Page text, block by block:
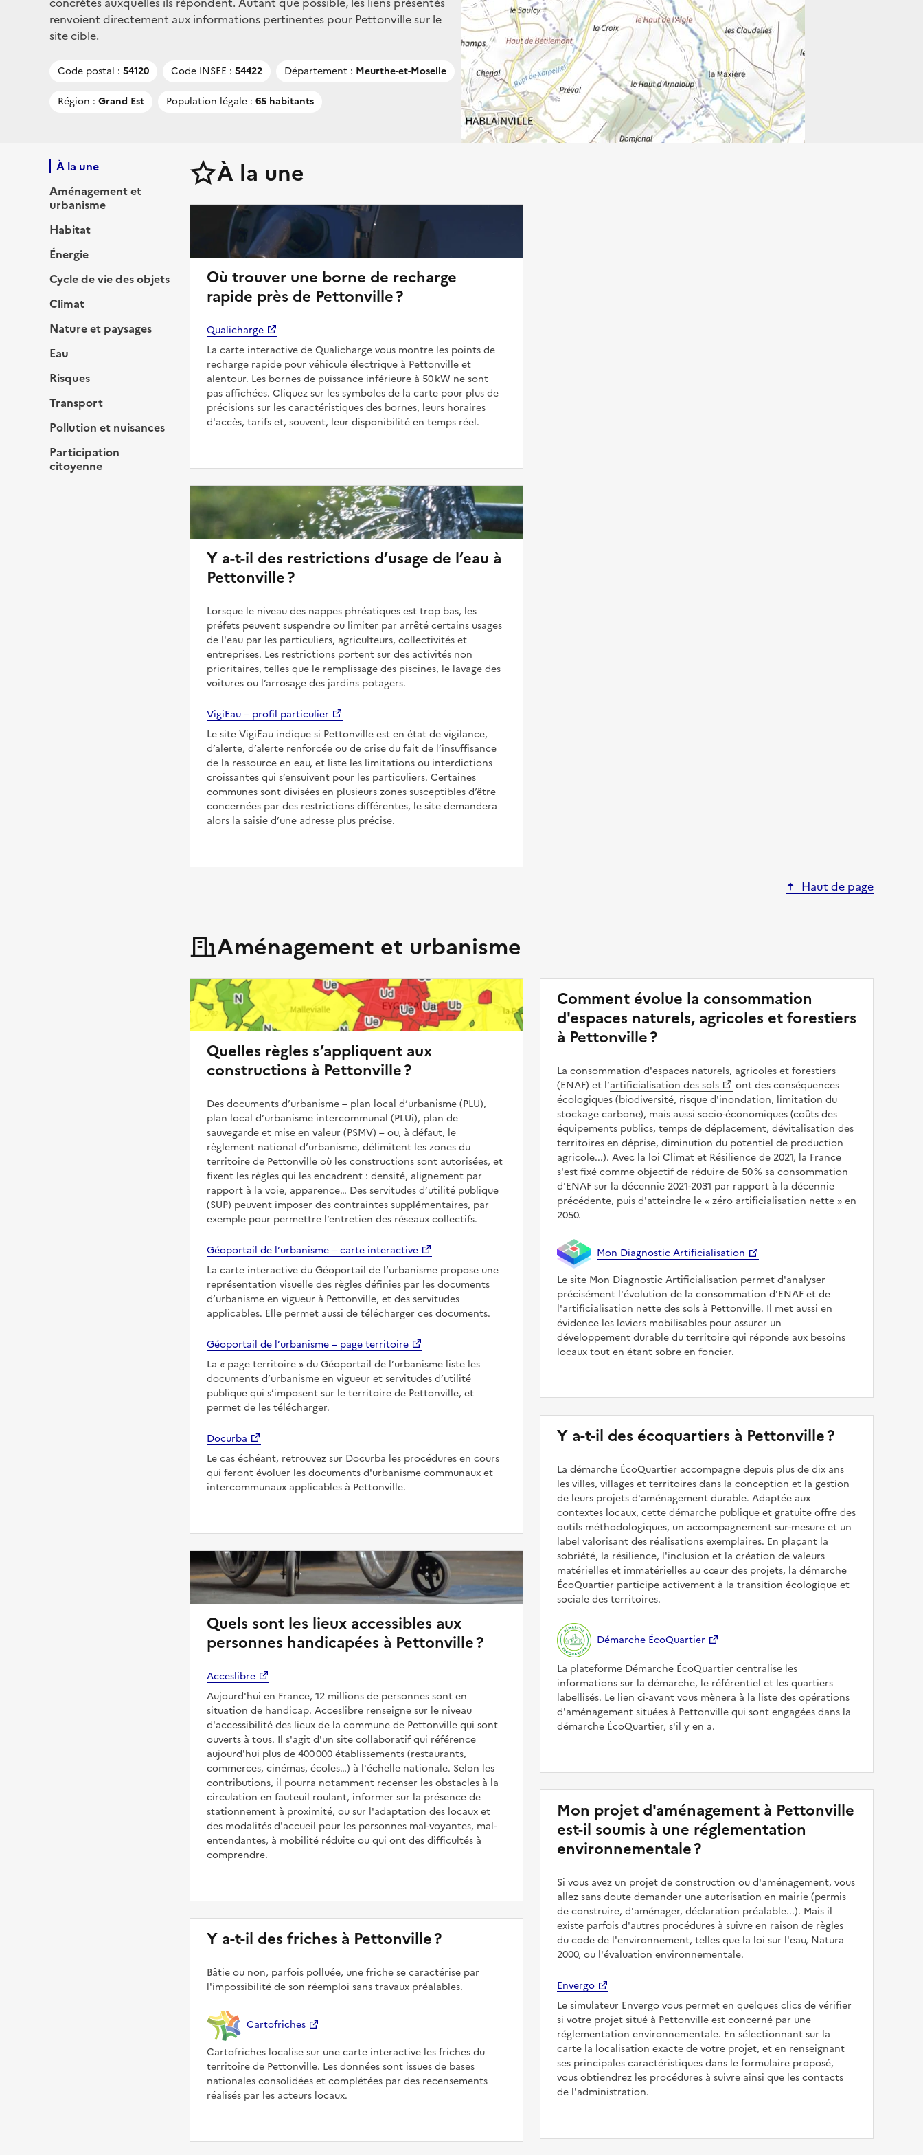
renvoient directement aux informations pertinentes pour Pettonville sur le
site cible.
Code postal : 54120 Code INSEE : 54422 Département : Meurthe-et-Moselle
Région : Grand Est Population légale : 65 habitants
À la une
Aménagement et
urbanisme
Habitat
Énergie
Cycle de vie des objets
Climat
Nature et paysages
Eau
Risques
Transport
Pollution et nuisances
Participation
citoyenne
À la une
Où trouver une borne de recharge
rapide près de Pettonville ?
Qualicharge
La carte interactive de Qualicharge vous montre les points de
recharge rapide pour véhicule électrique à Pettonville et
alentour. Les bornes de puissance inférieure à 50 kW ne sont
pas affichées. Cliquez sur les symboles de la carte pour plus de
précisions sur les caractéristiques des bornes, leurs horaires
d'accès, tarifs et, souvent, leur disponibilité en temps réel.
Y a-t-il des restrictions d’usage de l’eau à
Pettonville ?
Lorsque le niveau des nappes phréatiques est trop bas, les
préfets peuvent suspendre ou limiter par arrêté certains usages
de l'eau par les particuliers, agriculteurs, collectivités et
entreprises. Les restrictions portent sur des activités non
prioritaires, telles que le remplissage des piscines, le lavage des
voitures ou l’arrosage des jardins potagers.
VigiEau – profil particulier
Le site VigiEau indique si Pettonville est en état de vigilance,
d’alerte, d’alerte renforcée ou de crise du fait de l’insuffisance
de la ressource en eau, et liste les limitations ou interdictions
croissantes qui s’ensuivent pour les particuliers. Certaines
communes sont divisées en plusieurs zones susceptibles d’être
concernées par des restrictions différentes, le site demandera
alors la saisie d’une adresse plus précise.
Haut de page
Aménagement et urbanisme
Quelles règles s’appliquent aux
constructions à Pettonville ?
Des documents d’urbanisme – plan local d’urbanisme (PLU),
plan local d’urbanisme intercommunal (PLUi), plan de
sauvegarde et mise en valeur (PSMV) – ou, à défaut, le
règlement national d’urbanisme, délimitent les zones du
territoire de Pettonville où les constructions sont autorisées, et
fixent les règles qui les encadrent : densité, alignement par
rapport à la voie, apparence… Des servitudes d’utilité publique
(SUP) peuvent imposer des contraintes supplémentaires, par
exemple pour permettre l’entretien des réseaux collectifs.
Géoportail de l’urbanisme – carte interactive
La carte interactive du Géoportail de l’urbanisme propose une
représentation visuelle des règles définies par les documents
d’urbanisme en vigueur à Pettonville, et des servitudes
applicables. Elle permet aussi de télécharger ces documents.
Géoportail de l’urbanisme – page territoire
La
page territoire
du Géoportail de l’urbanisme liste les
documents d’urbanisme en vigueur et servitudes d’utilité
publique qui s’imposent sur le territoire de Pettonville, et
permet de les télécharger.
Docurba
Le cas échéant, retrouvez sur Docurba les procédures en cours
qui feront évoluer les documents d'urbanisme communaux et
intercommunaux applicables à Pettonville.
Quels sont les lieux accessibles aux
personnes handicapées à Pettonville ?
Acceslibre
Aujourd'hui en France, 12 millions de personnes sont en
situation de handicap. Acceslibre renseigne sur le niveau
d'accessibilité des lieux de la commune de Pettonville qui sont
ouverts à tous. Il s'agit d'un site collaboratif qui référence
aujourd'hui plus de 400 000 établissements (restaurants,
commerces, cinémas, écoles…) à l'échelle nationale. Selon les
contributions, il pourra notamment recenser les obstacles à la
circulation en fauteuil roulant, informer sur la présence de
stationnement à proximité, ou sur l'adaptation des locaux et
des modalités d'accueil pour les personnes mal-voyantes, mal-
entendantes, à mobilité réduite ou qui ont des difficultés à
comprendre.
Y a-t-il des friches à Pettonville ?
Bâtie ou non, parfois polluée, une friche se caractérise par
l'impossibilité de son réemploi sans travaux préalables.
Cartofriches
Cartofriches localise sur une carte interactive les friches du
territoire de Pettonville. Les données sont issues de bases
nationales consolidées et complétées par des recensements
réalisés par les acteurs locaux.
Comment évolue la consommation
d'espaces naturels, agricoles et forestiers
à Pettonville ?
La consommation d'espaces naturels, agricoles et forestiers
(ENAF) et l’artificialisation des sols
ont des conséquences
écologiques (biodiversité, risque d'inondation, limitation du
stockage carbone), mais aussi socio-économiques (coûts des
équipements publics, temps de déplacement, dévitalisation des
territoires en déprise, diminution du potentiel de production
agricole...). Avec la loi Climat et Résilience de 2021, la France
s'est fixé comme objectif de réduire de 50 % sa consommation
d'ENAF sur la décennie 2021-2031 par rapport à la décennie
précédente, puis d'atteindre le zéro artificialisation nette en
2050.
Mon Diagnostic Artificialisation
Le site Mon Diagnostic Artificialisation permet d'analyser
précisément l'évolution de la consommation d'ENAF et de
l'artificialisation nette des sols à Pettonville. Il met aussi en
évidence les leviers mobilisables pour assurer un
développement durable du territoire qui réponde aux besoins
locaux tout en étant sobre en foncier.
Y a-t-il des écoquartiers à Pettonville ?
La démarche ÉcoQuartier accompagne depuis plus de dix ans
les villes, villages et territoires dans la conception et la gestion
de leurs projets d'aménagement durable. Adaptée aux
contextes locaux, cette démarche publique et gratuite offre des
outils méthodologiques, un accompagnement sur-mesure et un
label valorisant des réalisations exemplaires. En plaçant la
sobriété, la résilience, l'inclusion et la création de valeurs
matérielles et immatérielles au cœur des projets, la démarche
ÉcoQuartier participe activement à la transition écologique et
sociale des territoires.
Démarche ÉcoQuartier
La plateforme Démarche ÉcoQuartier centralise les
informations sur la démarche, le référentiel et les quartiers
labellisés. Le lien ci-avant vous mènera à la liste des opérations
d'aménagement situées à Pettonville qui sont engagées dans la
démarche ÉcoQuartier, s'il y en a.
Mon projet d'aménagement à Pettonville
est-il soumis à une réglementation
environnementale ?
Si vous avez un projet de construction ou d'aménagement, vous
allez sans doute demander une autorisation en mairie (permis
de construire, d'aménager, déclaration préalable...). Mais il
existe parfois d'autres procédures à suivre en raison de règles
du code de l'environnement, telles que la loi sur l'eau, Natura
2000, ou l'évaluation environnementale.
Envergo
Le simulateur Envergo vous permet en quelques clics de vérifier
si votre projet situé à Pettonville est concerné par une
réglementation environnementale. En sélectionnant sur la
carte la localisation exacte de votre projet, et en renseignant
ses principales caractéristiques dans le formulaire proposé,
vous obtiendrez les procédures à suivre ainsi que les contacts
de l'administration.